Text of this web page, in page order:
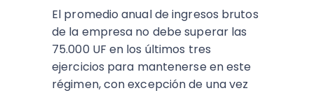
El promedio anual de ingresos brutos
de la empresa no debe superar las
75.000 UF en los últimos tres
ejercicios para mantenerse en este
régimen, con excepción de una vez